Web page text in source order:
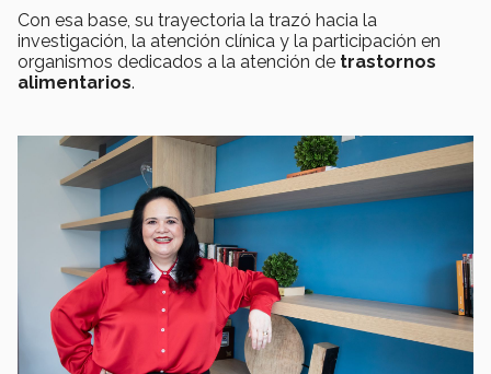
Con esa base, su trayectoria la trazó hacia la
investigación, la atención clínica y la participación en
organismos dedicados a la atención de trastornos
alimentarios.